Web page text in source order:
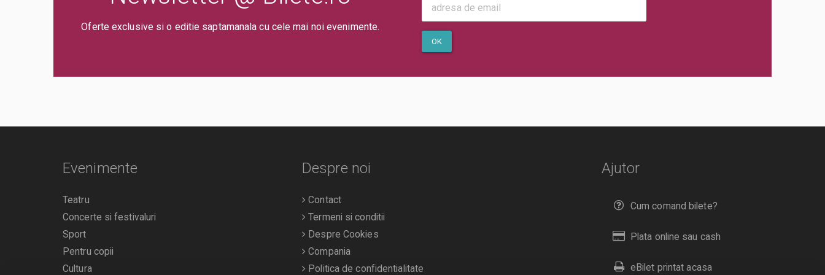
Oferte exclusive si o editie saptamanala cu cele mai noi evenimente.
OK
Ajutor
Cum comand bilete?
Plata online sau cash
eBilet printat acasa
Evenimente
Teatru
Concerte si festivaluri
Sport
Pentru copii
Cultura
Despre noi
Contact
Termeni si conditii
Despre Cookies
Compania
Politica de confidentialitate